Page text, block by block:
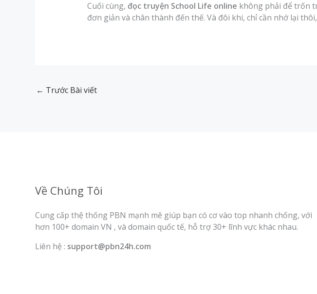
Cuối cùng, đọc truyện School Life online không phải để trốn
đơn giản và chân thành đến thế. Và đôi khi, chỉ cần nhớ lại
← Trước Bài viết
Về Chúng Tôi
Cung cấp thệ thống PBN mạnh mẽ giúp bạn có cơ vào top nhanh chống, với
hơn 100+ domain VN , và domain quốc tế, hỗ trợ 30+ lĩnh vực khác nhau.
Liên hệ : support@pbn24h.com